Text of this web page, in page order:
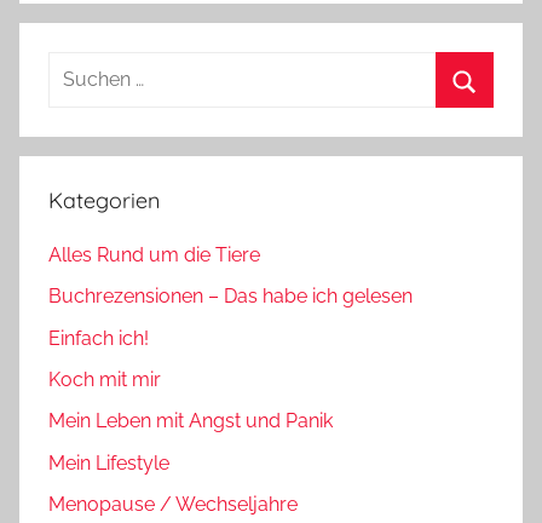
Suchen
Kategorien
Alles Rund um die Tiere
Buchrezensionen – Das habe ich gelesen
Einfach ich!
Koch mit mir
Mein Leben mit Angst und Panik
Mein Lifestyle
Menopause / Wechseljahre